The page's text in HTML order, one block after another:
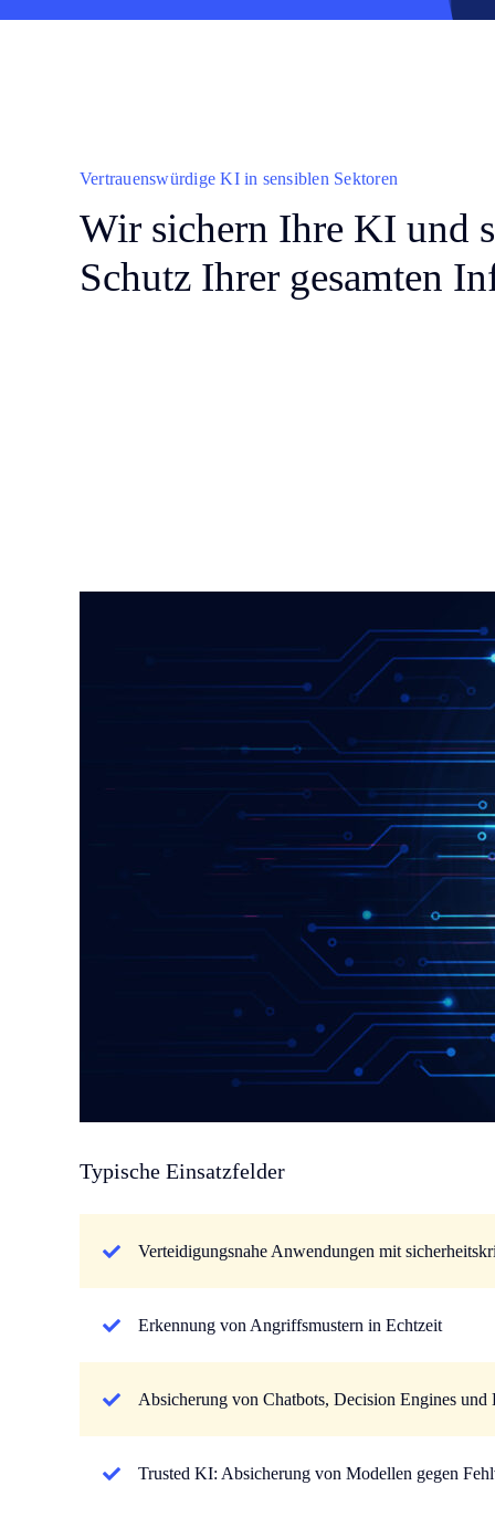
Vertrauenswürdige KI in sensiblen Sektoren
Wir sichern Ihre KI und
Schutz Ihrer gesamten
Typische Einsatzfelder
Verteidigungsnahe Anwendungen mit
Erkennung von Angriffsmustern in Echtzeit
Absicherung von Chatbots, Decision Engines
Trusted KI: Absicherung von Modellen gegen